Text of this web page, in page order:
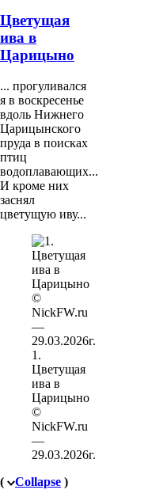
Цветущая
ива в
Царицыно
... прогуливался
я в воскресенье
вдоль Нижнего
Царицынского
пруда в поисках
птиц
водоплавающих...
И кроме них
заснял
цветущую иву...
1.
Цветущая
ива в
Царицыно
©
NickFW.ru
—
29.03.2026г.
(
Collapse )